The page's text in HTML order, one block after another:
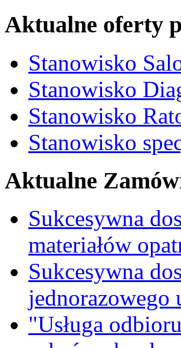
Aktualne oferty
Stanowisko
Stanowisko
Stanowisko
Stanowisko
Aktualne
Sukcesywna
materiałów
Sukcesywna
"Usługa